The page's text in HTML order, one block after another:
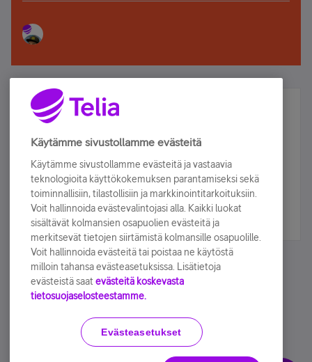
Älä jää paitsi – osallistu ja voita!
Tilaa Telian uutiskirje ja olet mukana arvonnassa.
sähköpostiisi.
Tilaa nyt
Käyttöehdot Accessibility statement
Käytämme sivustollamme evästeitä
Käytämme sivustollamme evästeitä ja vastaavia
teknologioita käyttökokemuksen parantamiseksi sekä
toiminnallisiin, tilastollisiin ja markkinointitarkoituksiin.
Voit hallinnoida evästevalintojasi alla. Kaikki luokat
sisältävät kolmansien osapuolien evästeitä ja
merkitsevät tietojen siirtämistä kolmansille osapuolille.
Voit hallinnoida evästeitä tai poistaa ne käytöstä
milloin tahansa evästeasetuksissa. Lisätietoja
evästeistä saat evästeitä koskevasta
tietosuojaselosteestamme.
Evästeasetukset